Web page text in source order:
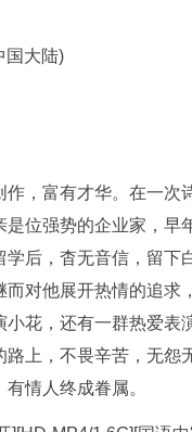
国大陆)
富有才华。在一次
位强势的企业家，早
后，杳无音信，留
而对他展开热情的追
花，还有一群热爱
上，不畏辛苦，无
情人终成眷属。